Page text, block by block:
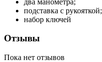
подставка с рукояткой;
набор ключей
Отзывы
Пока нет отзывов